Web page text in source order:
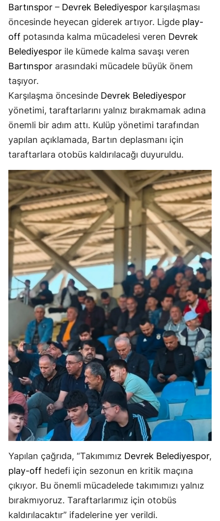
Bartınspor – Devrek Belediyespor karşılaşması
öncesinde heyecan giderek artıyor. Ligde play-
off potasında kalma mücadelesi veren Devrek
Belediyespor ile kümede kalma savaşı veren
Bartınspor arasındaki mücadele büyük önem
taşıyor.
Karşılaşma öncesinde Devrek Belediyespor
yönetimi, taraftarlarını yalnız bırakmamak adına
önemli bir adım attı. Kulüp yönetimi tarafından
yapılan açıklamada, Bartın deplasmanı için
taraftarlara otobüs kaldırılacağı duyuruldu.
Yapılan çağrıda, “Takımımız Devrek Belediyespor,
play-off hedefi için sezonun en kritik maçına
çıkıyor. Bu önemli mücadelede takımımızı yalnız
bırakmıyoruz. Taraftarlarımız için otobüs
kaldırılacaktır” ifadelerine yer verildi.